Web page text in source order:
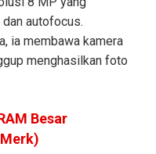
autofocus.
ia membawa kamera
menghasilkan foto
Besar